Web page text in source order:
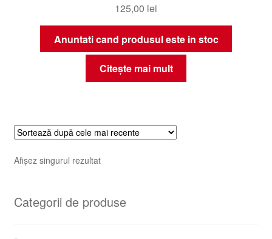
125,00 lei
Anuntati cand produsul este in stoc
Citește mai mult
Afișez singurul rezultat
Categorii de produse